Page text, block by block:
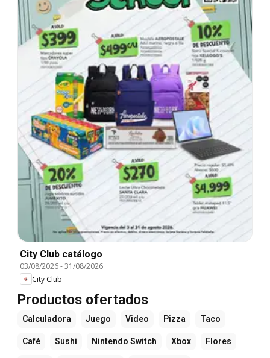
City Club catálogo
03/08/2026-31/08/2026
City Club
Productos ofertados
Calculadora Juego Video Pizza Taco
Café Sushi Nintendo Switch Xbox Flores